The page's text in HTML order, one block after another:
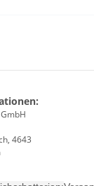
4643